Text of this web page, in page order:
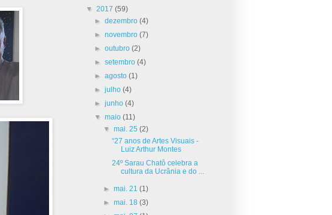
▼ 2017 (59)
►dezembro(4)
►novembro(7)
►outubro(2)
►setembro(4)
►agosto(1)
►julho(4)
►junho(4)
▼maio(11)
▼ mai. 25 (2)
“27 anos de Artes Visuais -
Luiz Arthur Montes
24º Sarau Chatô celebra a
cultura da Ucrânia e do ...
► mai. 21 (1)
► mai. 18 (3)